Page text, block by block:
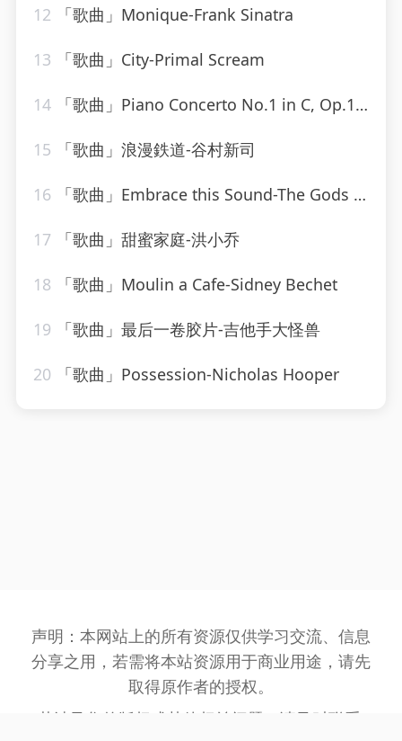
12 「歌曲」Monique-Frank Sinatra
13 「歌曲」City-Primal Scream
14 「歌曲」Piano Concerto No.1 in C, Op.15-Otto Klemperer(1)
15 「歌曲」浪漫鉄道-谷村新司
16 「歌曲」Embrace this Sound-The Gods Gifted
17 「歌曲」甜蜜家庭-洪小乔
18 「歌曲」Moulin a Cafe-Sidney Bechet
19 「歌曲」最后一卷胶片-吉他手大怪兽
20 「歌曲」Possession-Nicholas Hooper
声明：本网站上的所有资源仅供学习交流、信息
分享之用，若需将本站资源用于商业用途，请先
取得原作者的授权。
若涉及您的版权或其他权益问题，请及时联系: